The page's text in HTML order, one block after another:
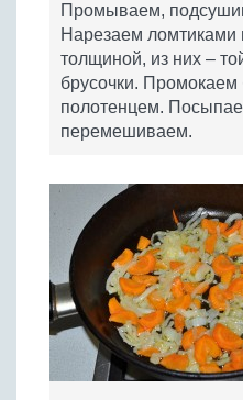
Промываем,
Нарезаем
толщиной, из них –
брусочки.
полотенцем.
перемешиваем.